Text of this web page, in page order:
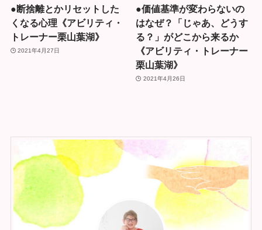
●断捨離とかリセットした
くなる心理《アビリティ・
トレーナー栗山葉湖》
2021年4月27日
●価値基準が変わらないの
はなぜ？「じゃあ、どうす
る？」がどこから来るか
《アビリティ・トレーナー
栗山葉湖》
2021年4月26日